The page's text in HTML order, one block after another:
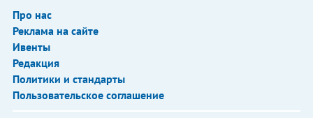
Про нас
Реклама на сайте
Ивенты
Редакция
Политики и стандарты
Пользовательское соглашение